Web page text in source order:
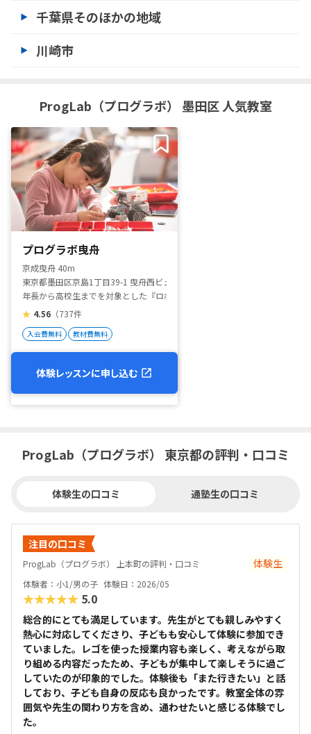
千葉県そのほかの地域
川崎市
ProgLab（プログラボ） 墨田区 人気教室
プログラボ曳舟
京成曳舟 40m
東京都墨田区京島1丁目39-1 曳舟西ビューハイツ1階116号
年長から高校生までを対象とした『ロボットプログラミング教室』です。
★ 4.56 （737件
入会費無料 教材費無料
体験レッスンに申し込む
ProgLab（プログラボ） 東京都の評判・口コミ
体験生の口コミ 通塾生の口コミ
注目の口コミ
ProgLab（プログラボ） 上本町の評判・口コミ 体験生
体験者：小1/男の子 体験日：2026/05
★★★★★ 5.0
総合的にとても満足しています。先生がとても親しみやすく
熱心に対応してくださり、子どもも安心して体験に参加でき
ていました。レゴを使った授業内容も楽しく、考えながら取
り組める内容だったため、子どもが集中して楽しそうに過ご
していたのが印象的でした。体験後も「また行きたい」と話
しており、子ども自身の反応も良かったです。教室全体の雰
囲気や先生の関わり方を含め、通わせたいと感じる体験でし
た。